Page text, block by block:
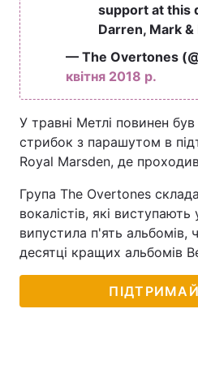
support at this
Darren, Mark &
— The Overtones
квітня 2018 р.
У травні Метлі повинен
стрибок з парашутом в
Royal Marsden, де
Група The Overtones
вокалістів, які
випустила п'ять альбомів,
десятці кращих альбомів